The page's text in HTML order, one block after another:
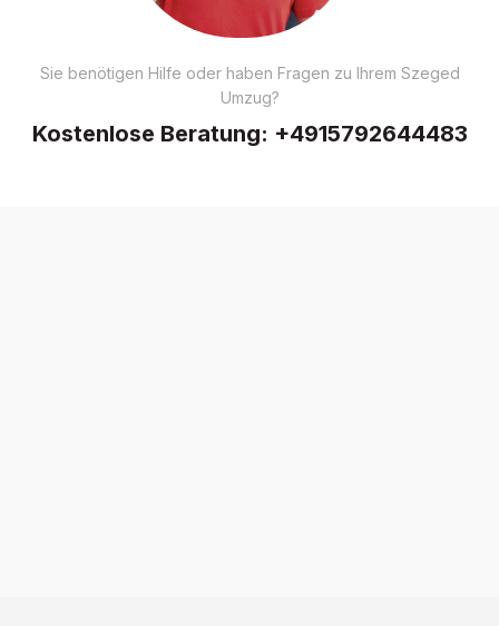
Sie benötigen Hilfe oder haben Fragen zu Ihrem Szeged
Umzug?
Kostenlose Beratung: +4915792644483